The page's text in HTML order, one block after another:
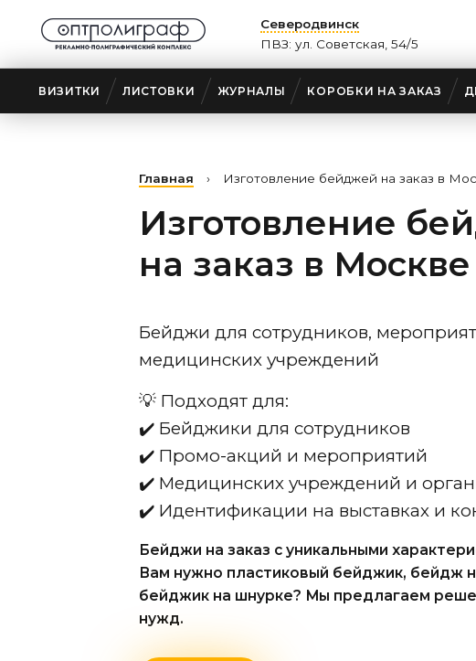
Северодвинск
ПВЗ: ул. Советская, 54/5
ВИЗИТКИ ЛИСТОВКИ ЖУРНАЛЫ КОРОБКИ НА ЗАКАЗ
Главная › Изготовление бейджей на заказ в
Изготовление
на заказ в Москве
Бейджи для сотрудников,
медицинских учреждений
💡 Подходят для:
✔️ Бейджики для сотрудников
✔️ Промо-акций и мероприятий
✔️ Медицинских учреждений и
✔️ Идентификации на выставках и
Бейджи на заказ с уникальными
Вам нужно пластиковый бейджик, бейдж
бейджик на шнурке? Мы предлагаем
нужд.